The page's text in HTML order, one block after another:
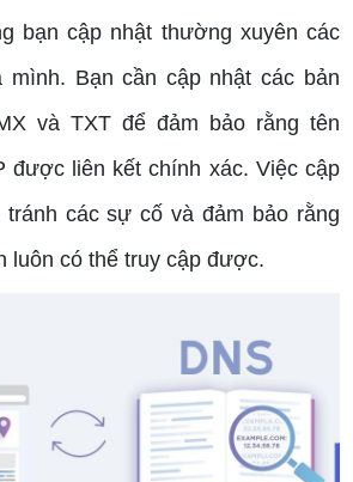
bạn cập nhật thường xuyên các
mình. Bạn cần cập nhật các bản
và TXT để đảm bảo rằng tên
được liên kết chính xác. Việc cập
tránh các sự cố và đảm bảo rằng
luôn có thể truy cập được.